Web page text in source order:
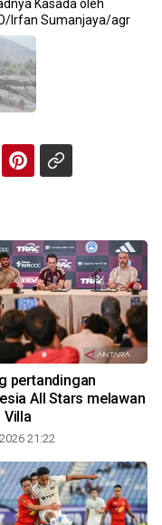
Kasada oleh
Irfan Sumanjaya/agr
pertandingan
All Stars melawan
Villa
21:22